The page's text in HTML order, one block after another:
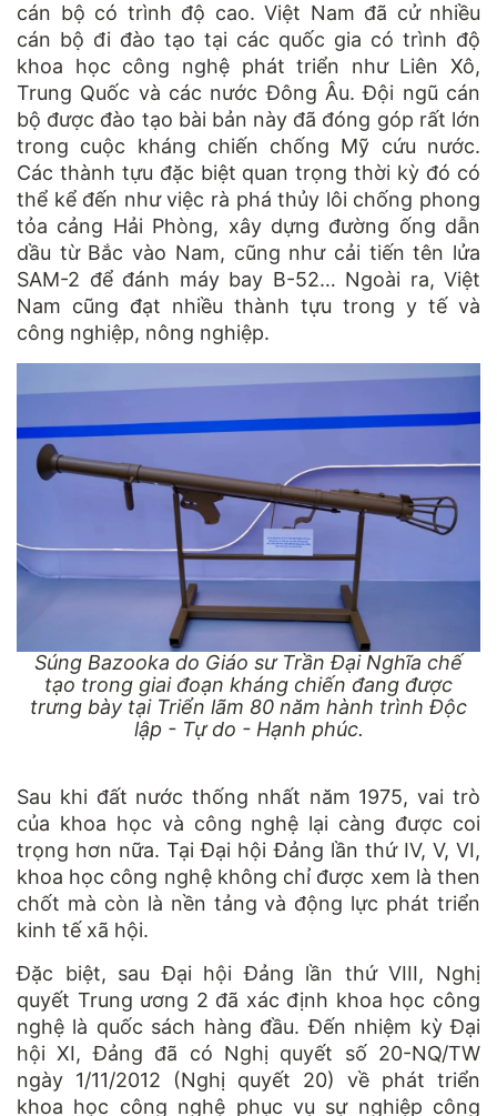
cán bộ có trình độ cao. Việt Nam đã cử nhiều
cán bộ đi đào tạo tại các quốc gia có trình độ
khoa học công nghệ phát triển như Liên Xô,
Trung Quốc và các nước Đông Âu. Đội ngũ cán
bộ được đào tạo bài bản này đã đóng góp rất lớn
trong cuộc kháng chiến chống Mỹ cứu nước.
Các thành tựu đặc biệt quan trọng thời kỳ đó có
thể kể đến như việc rà phá thủy lôi chống phong
tỏa cảng Hải Phòng, xây dựng đường ống dẫn
dầu từ Bắc vào Nam, cũng như cải tiến tên lửa
SAM-2 để đánh máy bay B-52… Ngoài ra, Việt
Nam cũng đạt nhiều thành tựu trong y tế và
công nghiệp, nông nghiệp.
Súng Bazooka do Giáo sư Trần Đại Nghĩa chế
tạo trong giai đoạn kháng chiến đang được
trưng bày tại Triển lãm 80 năm hành trình Độc
lập - Tự do - Hạnh phúc.
Sau khi đất nước thống nhất năm 1975, vai trò
của khoa học và công nghệ lại càng được coi
trọng hơn nữa. Tại Đại hội Đảng lần thứ IV, V, VI,
khoa học công nghệ không chỉ được xem là then
chốt mà còn là nền tảng và động lực phát triển
kinh tế xã hội.
Đặc biệt, sau Đại hội Đảng lần thứ VIII, Nghị
quyết Trung ương 2 đã xác định khoa học công
nghệ là quốc sách hàng đầu. Đến nhiệm kỳ Đại
hội XI, Đảng đã có Nghị quyết số 20-NQ/TW
ngày 1/11/2012 (Nghị quyết 20) về phát triển
khoa học công nghệ phục vụ sự nghiệp công